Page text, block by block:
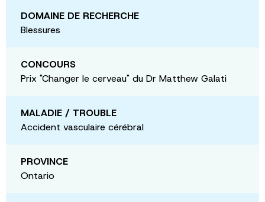
DOMAINE DE RECHERCHE
Blessures
CONCOURS
Prix "Changer le cerveau" du Dr Matthew Galati
MALADIE / TROUBLE
Accident vasculaire cérébral
PROVINCE
Ontario